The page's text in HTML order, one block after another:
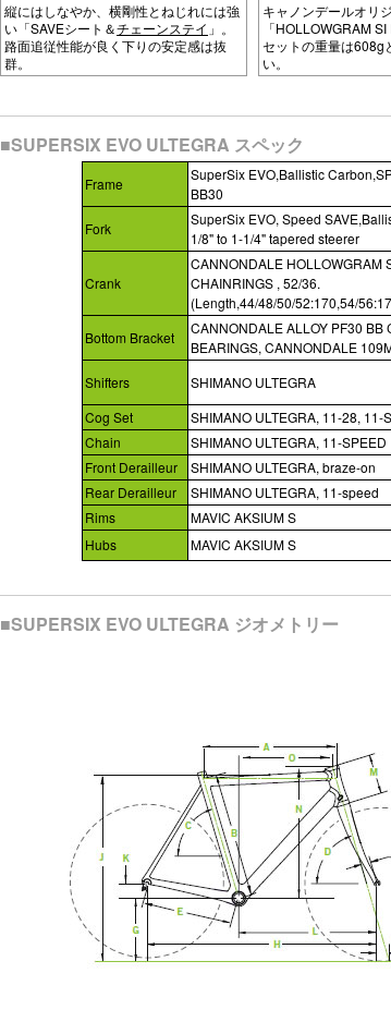
縦にはしなやか、横剛性とねじれには強
い「SAVEシート＆チェーンステイ 」。
路面追従性能が良く下りの安定感は抜
群。
キャノンデールオリ
「HOLLOWGRAM
セットの重量は608g
い。
■SUPERSIX EVO ULTEGRA スペック
Frame
SuperSix EVO,Ballistic
BB30
Fork
SuperSix EVO, Speed SAVE,
1/8" to 1-1/4" tapered steerer
Crank
CANNONDALE HOLLOWGRAM
CHAINRINGS , 52/36.
(Length,44/48/50/52:170,54/
Bottom Bracket
CANNONDALE ALLOY PF30 BB
BEARINGS, CANNONDALE
Shifters
SHIMANO ULTEGRA
Cog Set
SHIMANO ULTEGRA, 11-28, 11-
Chain
SHIMANO ULTEGRA, 11-SPEED
Front Derailleur
SHIMANO ULTEGRA, braze-on
Rear Derailleur
SHIMANO ULTEGRA, 11-speed
Rims
MAVIC AKSIUM S
Hubs
MAVIC AKSIUM S
■SUPERSIX EVO ULTEGRA ジオメトリー